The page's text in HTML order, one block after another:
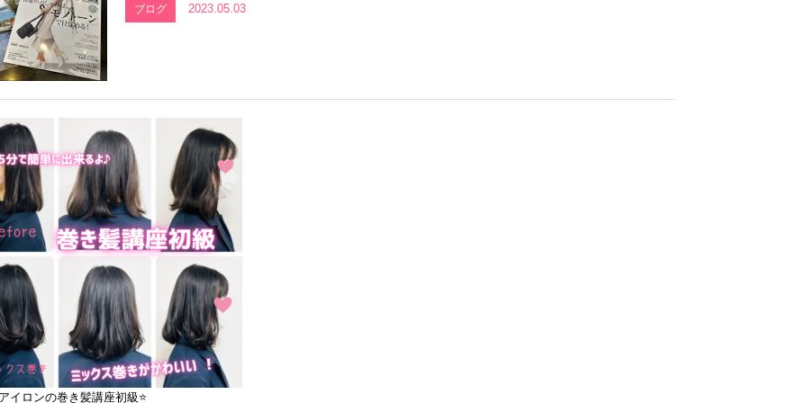
ブログ 2023.05.03
イロンの巻き髪講座初級⭐️